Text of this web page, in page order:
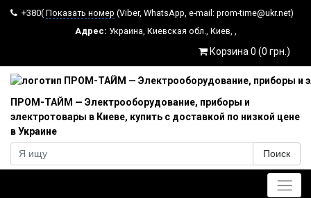
+380( Показать номер (Viber, WhatsApp, e-mail: prom-time@ukr.net)
Адрес: Украина, Киевская обл., Киев, ,
Корзина 0 (0 грн.)
ПРОМ-ТАЙМ — Электрооборудование, приборы и
электротовары в Киеве, купить с доставкой по низкой цене
в Украине
Поиск